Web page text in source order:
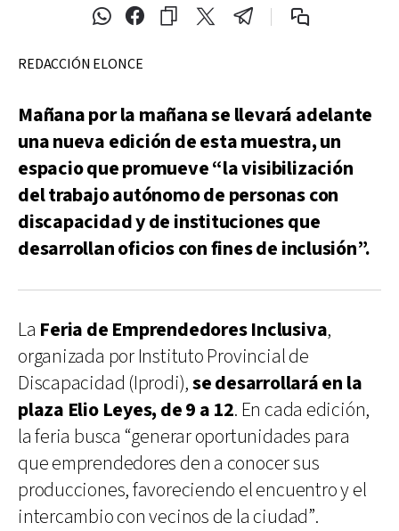
REDACCIÓN ELONCE
Mañana por la mañana se llevará adelante
una nueva edición de esta muestra, un
espacio que promueve “la visibilización
del trabajo autónomo de personas con
discapacidad y de instituciones que
desarrollan oficios con fines de inclusión”.
La Feria de Emprendedores Inclusiva,
organizada por Instituto Provincial de
Discapacidad (Iprodi),se desarrollará en la
plaza Elio Leyes, de 9 a 12. En cada edición,
la feria busca “generar oportunidades para
que emprendedores den a conocer sus
producciones, favoreciendo el encuentro y el
intercambio con vecinos de la ciudad”.